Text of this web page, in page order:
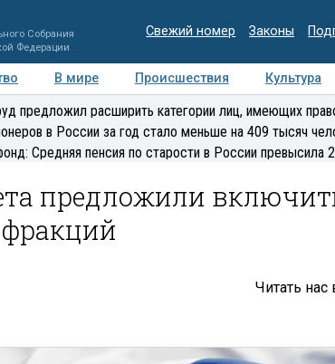
Собрания
Федерации
Свежий номер Законы
В мире Происшествия Культура
Регионы Медиацентр Интервью
предложил расширить категории лиц, имеющих
в России за год стало меньше на 409 тысяч
Средняя пенсия по старости в России превысила
предложили
Читать нас